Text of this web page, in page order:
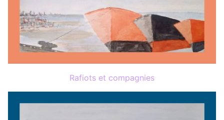
Rafiots et compagnies